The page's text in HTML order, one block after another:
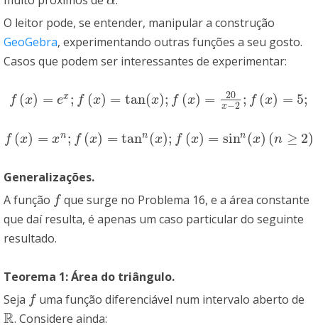
O leitor pode, se entender, manipular a construção
GeoGebra, experimentando outras funções a seu gosto.
Casos que podem ser interessantes de experimentar:
f (x) = ex ; f (x) = tan(x); f (x) = 20
x−2 ; f (x) = 5;
f(x)=e x;f( x)=tan (x);f x)=20x−2;f(x )= 5;
f (x) = xn ; f (x) = tann (x); f (x) = sinn (x) (n ≥ 2)
f(x)=x n;f( x)=tan n(x) f(x )=sinn(x)(n ≥2)
Generalizações.
A função f
f que surge no Problema 16, e a área constante
que daí resulta, é apenas um caso particular do seguinte
resultado.
Teorema 1: Área do triângulo.
Seja f
f uma função diferenciável num intervalo aberto de
R
R . Considere ainda: